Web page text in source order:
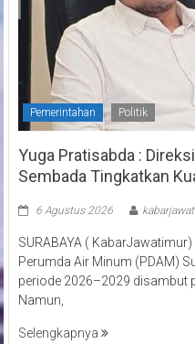
Pemerintahan Politik
Yuga Pratisabda :
Sembada Tingkatkan
6 Agustus 2026
SURABAYA (
Perumda Air Minum (PDAM)
periode 2026–2029 disambut
Namun,
Selengkapnya